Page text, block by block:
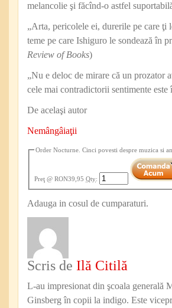
melancolie şi făcînd-o astfel
„Arta, pericolele ei, durerile pe care ţi
teme pe care Ishiguro le sondează în
Review of Books)
„Nu e deloc de mirare că un prozator
cele mai contradictorii sentimente
De acelaşi autor
Nemângâiaţii
Order Nocturne. Cinci povesti despre muzica si
Preţ @ RON39,95 Qty:
Adauga in cosul de cumparaturi.
Scris de Ilă Citilă
L-au impresionat din şcoala generală
Ginsberg în copii la indigo. Este